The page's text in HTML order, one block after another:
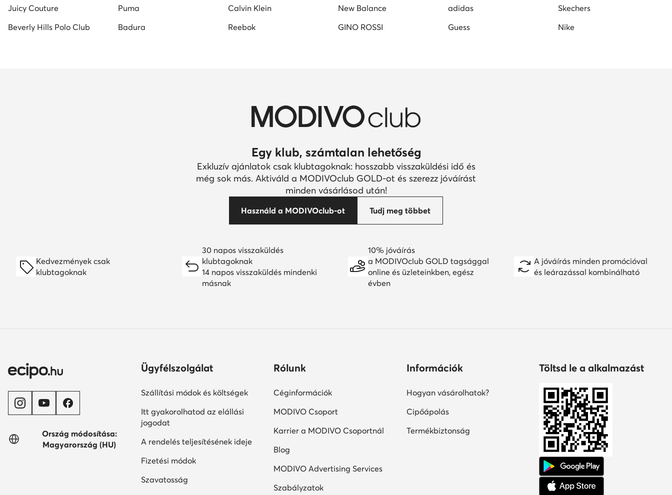
Juicy Couture
Puma Calvin Klein New Balance adidas
Skechers
Beverly Hills Polo Club
Badura Reebok GINO ROSSI Guess Nike
Egy klub, számtalan lehetőség
Exkluzív ajánlatok csak klubtagoknak: hosszabb visszaküldési idő és
még sok más. Aktiváld a MODIVOclub GOLD-ot és szerezz jóváírást
minden vásárlásod után!
Használd a MODIVOclub-ot Tudj meg többet
Kedvezmények csak
klubtagoknak
30 napos visszaküldés
klubtagoknak
14 napos visszaküldés mindenki
másnak
10% jóváírás
a MODIVOclub GOLD tagsággal
online és üzleteinkben, egész
évben
A jóváírás minden promócióval
és leárazással kombinálható
Ország módosítása:
Magyarország (HU)
Ügyfélszolgálat
Szállítási módok és költségek
Itt gyakorolhatod az elállási
jogodat
A rendelés teljesítésének ideje
Fizetési módok
Szavatosság
Rólunk
Céginformációk
MODIVO Csoport
Karrier a MODIVO Csoportnál
Blog
MODIVO Advertising Services
Szabályzatok
Információk
Hogyan vásárolhatok?
Cipőápolás
Termékbiztonság
Töltsd le a alkalmazást